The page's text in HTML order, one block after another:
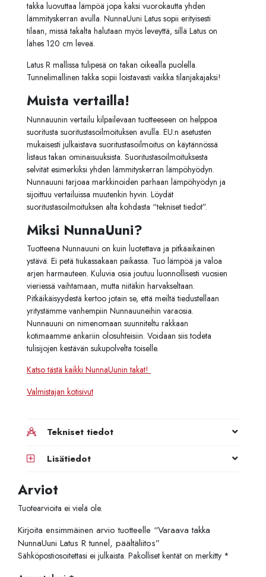
takka luovuttaa lämpöä jopa kaksi vuorokautta yhden
lämmityskerran avulla. NunnaUuni Latus sopii erityisesti
tilaan, missä takalta halutaan myös leveyttä, sillä Latus on
lähes 120 cm leveä.
Latus R mallissa tulipesä on takan oikealla puolella.
Tunnelimallinen takka sopii loistavasti vaikka tilanjakajaksi!
Muista vertailla!
Nunnauunin vertailu kilpailevaan tuotteeseen on helppoa
suoritusta suoritustasoilmoituksen avulla. EU:n asetusten
mukaisesti julkaistava suoritustasoilmoitus on käytännössä
listaus takan ominaisuuksista. Suoritustasoilmoituksesta
selvität esimerkiksi yhden lämmityskerran lämpöhyödyn.
Nunnauuni tarjoaa markkinoiden parhaan lämpöhyödyn ja
sijoittuu vertailuissa muutenkin hyvin. Löydät
suoritustasoilmoituksen alta kohdasta “tekniset tiedot”.
Miksi NunnaUuni?
Tuotteena Nunnauuni on kuin luotettava ja pitkäaikainen
ystävä. Ei petä tiukassakaan paikassa. Tuo lämpöä ja valoa
arjen harmauteen. Kuluvia osia joutuu luonnollisesti vuosien
vieriessä vaihtamaan, mutta niitäkin harvakseltaan.
Pitkäikäisyydestä kertoo jotain se, että meiltä tiedustellaan
yritystämme vanhempiin Nunnauuneihin varaosia.
Nunnauuni on nimenomaan suunniteltu rakkaan
kotimaamme ankariin olosuhteisiin. Voidaan siis todeta
tulisijojen kestävän sukupolvelta toiselle.
Katso tästä kaikki NunnaUunin takat!
Valmistajan kotisivut
Tekniset tiedot
Lisätiedot
Arviot
Tuotearvioita ei vielä ole.
Kirjoita ensimmäinen arvio tuotteelle “Varaava takka
NunnaUuni Latus R tunnel, päältäliitos”
Sähköpostiosoitettasi ei julkaista. Pakolliset kentät on merkitty *